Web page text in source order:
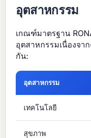
อุตสาหกรรม
เกณฑ์มาตรฐาน
อุตสาหกรรมเนื่องจา
กัน:
อุตสาหกรรม
เทคโนโลยี
สุขภาพ